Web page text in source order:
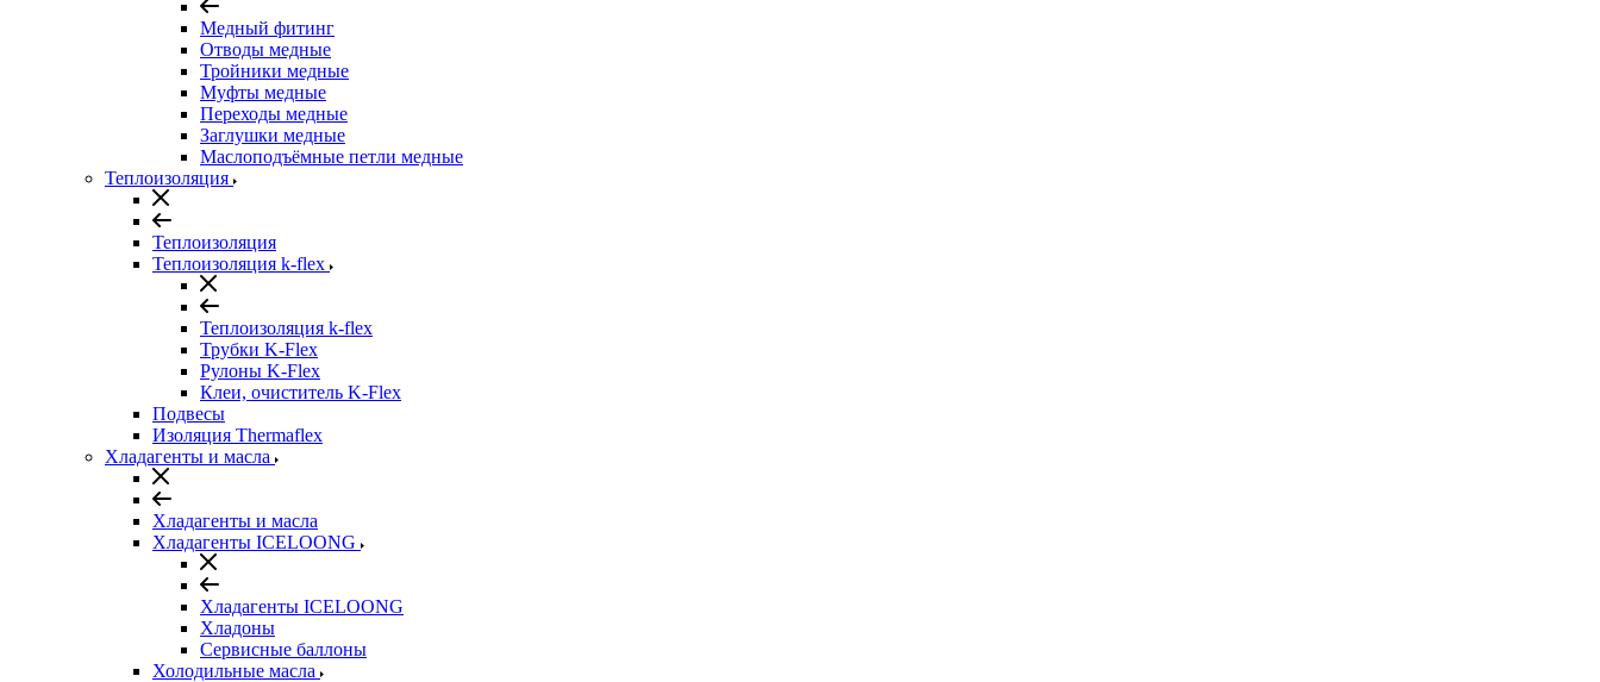
Медный фитинг
Отводы медные
Тройники медные
Муфты медные
Переходы медные
Заглушки медные
Маслоподъёмные петли медные
Теплоизоляция
Теплоизоляция
Теплоизоляция k-flex
Теплоизоляция k-flex
Трубки K-Flex
Рулоны K-Flex
Клеи, очиститель K-Flex
Подвесы
Изоляция Thermaflex
Хладагенты и масла
Хладагенты и масла
Хладагенты ICELOONG
Хладагенты ICELOONG
Хладоны
Сервисные баллоны
Холодильные масла